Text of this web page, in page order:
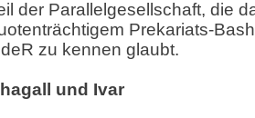
der Parallelgesellschaft, die
Prekariats-
zu kennen glaubt.
und Ivar